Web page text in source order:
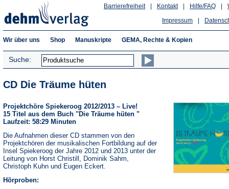
Hilfe/FAQ
Kontakt
Barrierefreiheit
Impressum
Wir über uns Shop Manuskripte GEMA, Rechte & Kopien
Suche:
CD Die Träume hüten
Projektchöre Spiekeroog 2012/2013 – Live!
15 Titel aus dem Buch "Die Träume hüten "
Laufzeit: 58:29 Minuten
Die Aufnahmen dieser CD stammen von den
Projektchören der musikalischen Fortbildung auf der
Insel Spiekeroog der Jahre 2012 und 2013 unter der
Leitung von Horst Christill, Dominik Sahm,
Christoph Kuhn und Eugen Eckert.
Hörproben: